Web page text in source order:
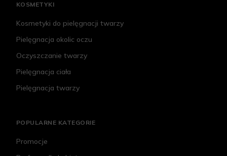
KOSMETYKI
Kosmetyki do pielęgnacji twarzy
Pielęgnacja okolic oczu
Oczyszczanie twarzy
Pielęgnacja ciała
Pielęgnacja twarzy
POPULARNE KATEGORIE
Promocje